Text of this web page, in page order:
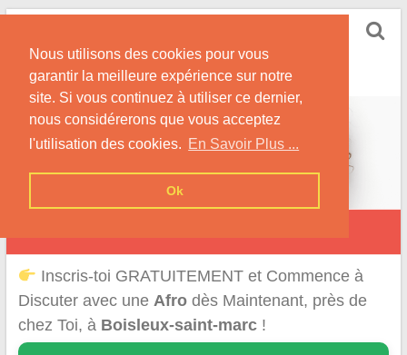
Nous utilisons des cookies pour vous
garantir la meilleure expérience sur notre
site. Si vous continuez à utiliser ce dernier,
nous considérerons que vous acceptez
l'utilisation des cookies. En Savoir Plus ...
Ok
Skip
content
Conseils pour des Rencontres Coquines avec des
Afros !
Inscris-toi GRATUITEMENT et Commence à
Discuter avec une Afrodès Maintenant, près de
chez Toi, à Boisleux-saint-marc!